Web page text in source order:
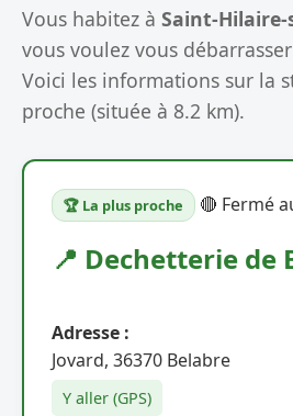
Vous habitez à Saint-
vous voulez vous
Voici les informations sur la
proche (située à 8.2 km).
🏆 La plus proche 🔴 Fermé
📍 Dechetterie de
Adresse :
Jovard, 36370 Belabre
Y aller (GPS)